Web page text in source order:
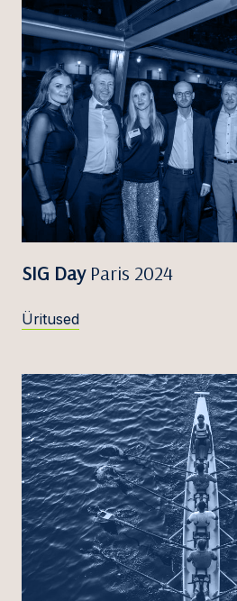
SIG DayParis 2024
Üritused